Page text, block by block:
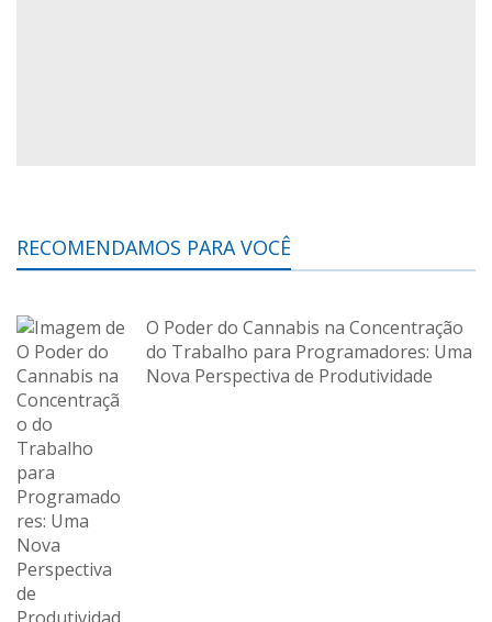
RECOMENDAMOS PARA VOCÊ
O Poder do Cannabis na Concentração
do Trabalho para Programadores: Uma
Nova Perspectiva de Produtividade